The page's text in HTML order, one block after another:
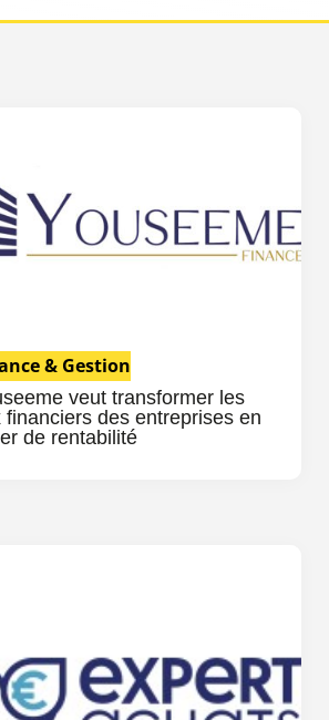
veut transformer les
financiers des entreprises en
de rentabilité
& Gestion